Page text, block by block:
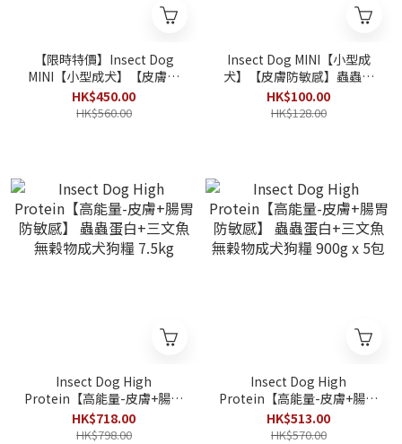
【限時特價】Insect Dog
MINI【小型成犬】【皮膚防
敏感】蟲蟲蛋白防敏感 無穀
物狗糧 4.5kg(900g x 5包)
HK$450.00
HK$560.00
Insect Dog MINI【小型成
犬】【皮膚防敏感】蟲蟲蛋
白防敏感 無穀物狗糧
900g【韓國升級版】
HK$100.00
HK$128.00
Insect Dog High
Protein【高能量-皮膚+腸胃
防敏感】 蟲蟲蛋白+三文魚
無穀物成犬狗糧 7.5kg
HK$718.00
HK$798.00
Insect Dog High
Protein【高能量-皮膚+腸胃
防敏感】 蟲蟲蛋白+三文魚
無穀物成犬狗糧 900g x 5包
HK$513.00
HK$570.00